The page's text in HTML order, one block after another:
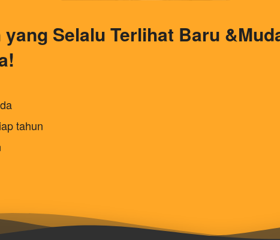
Selalu Terlihat Baru
tahun